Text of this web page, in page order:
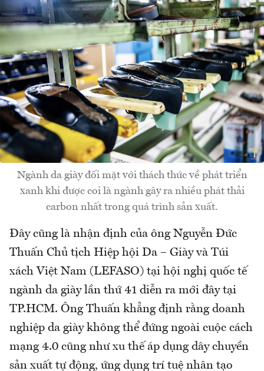
Ngành da giày đối mặt với thách thức về phát triển
xanh khi được coi là ngành gây ra nhiều phát thải
carbon nhất trong quá trình sản xuất.
Đây cũng là nhận định của ông Nguyễn Đức
Thuấn Chủ tịch Hiệp hội Da – Giày và Túi
xách Việt Nam (LEFASO) tại hội nghị quốc tế
ngành da giày lần thứ 41 diễn ra mới đây tại
TP.HCM. Ông Thuấn khẳng định rằng doanh
nghiệp da giày không thể đứng ngoài cuộc cách
mạng 4.0 cũng như xu thế áp dụng dây chuyền
sản xuất tự động, ứng dụng trí tuệ nhân tạo